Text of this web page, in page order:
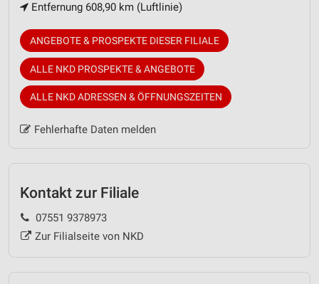
Entfernung 608,90 km (Luftlinie)
ANGEBOTE & PROSPEKTE DIESER FILIALE
ALLE NKD PROSPEKTE & ANGEBOTE
ALLE NKD ADRESSEN & ÖFFNUNGSZEITEN
Fehlerhafte Daten melden
Kontakt zur Filiale
07551 9378973
Zur Filialseite von NKD